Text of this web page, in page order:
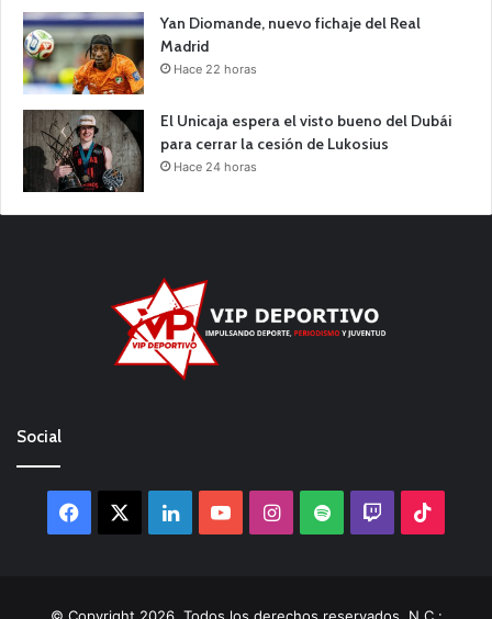
Yan Diomande, nuevo fichaje del Real
Madrid
Hace 22 horas
El Unicaja espera el visto bueno del Dubái
para cerrar la cesión de Lukosius
Hace 24 horas
Social
Facebook LinkedInYouTubeInstagram
Spotify Twitch